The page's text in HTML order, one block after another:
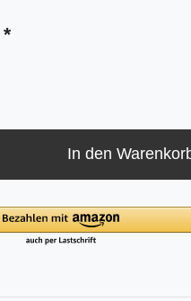
*
In den